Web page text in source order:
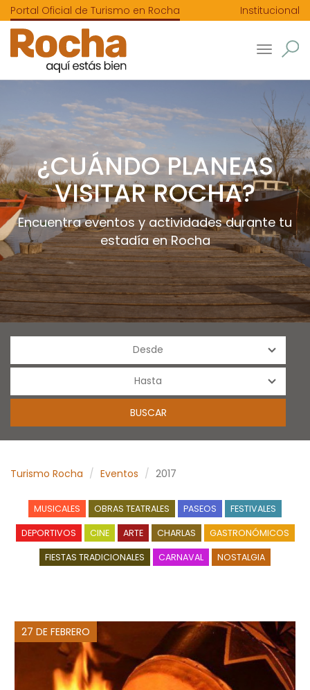
Portal Oficial de Turismo en Rocha Institucional
Toggle
¿CUÁNDO PLANEAS
VISITAR ROCHA?
Encuentra eventos y actividades durante tu
estadía en Rocha
Turismo Rocha Eventos 2017
MUSICALES OBRAS TEATRALES PASEOS FESTIVALES
DEPORTIVOS CINE ARTE CHARLAS GASTRONÓMICOS
FIESTAS TRADICIONALES CARNAVAL NOSTALGIA
27 DE FEBRERO